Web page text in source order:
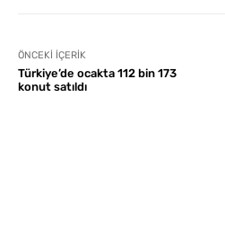
ÖNCEKI İÇERIK
Türkiye’de ocakta 112 bin 173
konut satıldı